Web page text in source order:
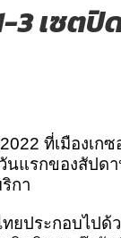
3 เซต
ที่เมืองเก
นแรกของสัป
กา
ยประกอบไปด้